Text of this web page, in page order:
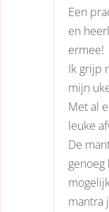
Een
en
ermee!
Ik grijp
mijn
Met al
leuke
De
genoeg
mantra